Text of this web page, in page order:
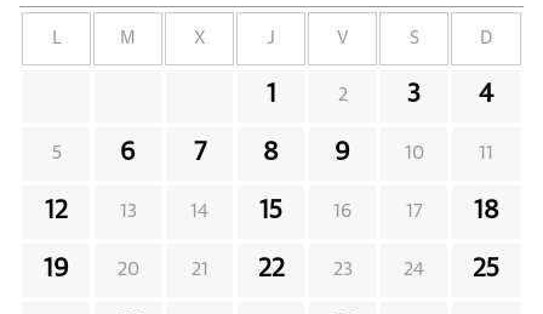
L M X J V S D
1 2 3 4
5 6 7 8 9 10 11
12 13 14 15 16 17 18
19 20 21 22 23 24 25